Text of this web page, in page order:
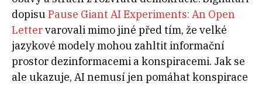
dopisu Pause Giant AI Experiments: An Open
Lettervarovali mimo jiné před tím, že velké
jazykové modely mohou zahltit informační
prostor dezinformacemi a konspiracemi. Jak se
ale ukazuje, AI nemusí jen pomáhat konspirace